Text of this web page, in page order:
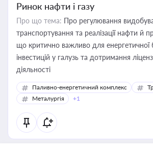
Ринок нафти і газу
Про що тема: Про регулювання
транспортування та реалізації нафти й
що критично важливо для енергетичної
інвестицій у галузь та дотримання
діяльності
Паливно-енергетичний комплекс
Металургія
+1